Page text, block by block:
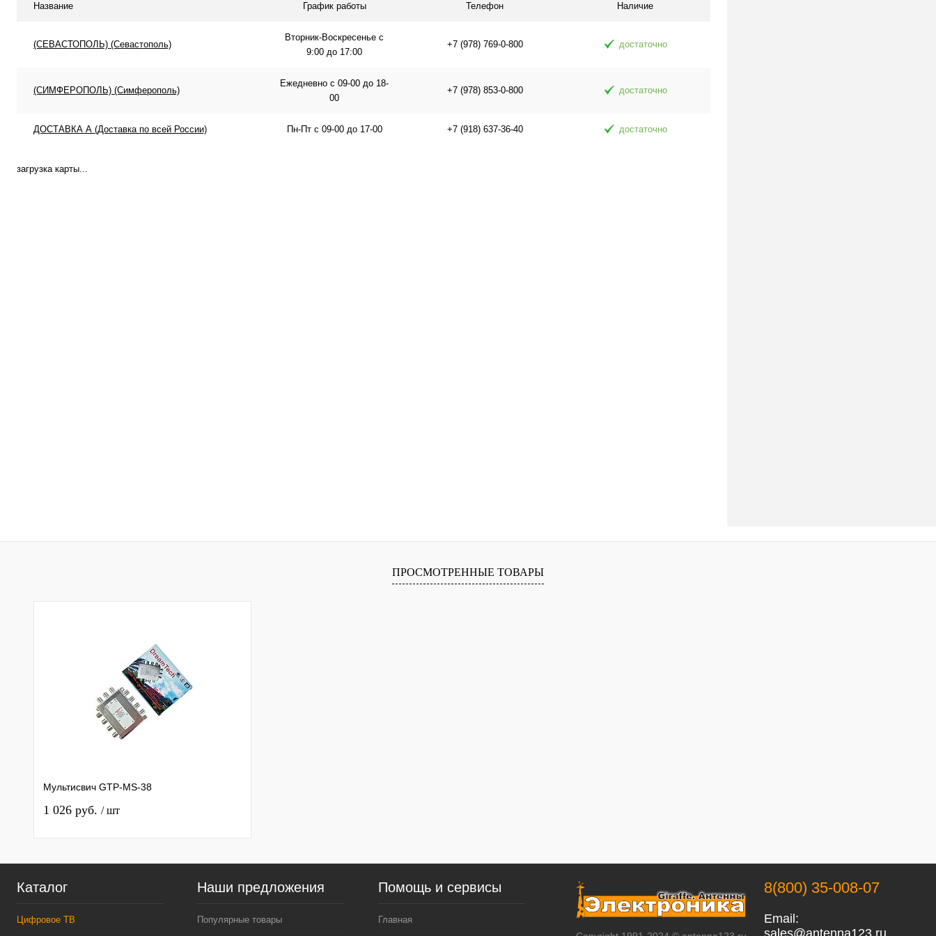
Название График работы Телефон Наличие
(СЕВАСТОПОЛЬ) (Севастополь)
Вторник-Воскресенье с
9:00 до 17:00
+7 (978) 769-0-800 достаточно
(СИМФЕРОПОЛЬ) (Симферополь)
Ежедневно с 09-00 до 18-
00
+7 (978) 853-0-800 достаточно
ДОСТАВКА А (Доставка по всей России) Пн-Пт с 09-00 до 17-00 +7 (918) 637-36-40 достаточно
загрузка карты...
ПРОСМОТРЕННЫЕ ТОВАРЫ
Мультисвич GTP-MS-38
1 026 руб. / шт
Каталог
Цифровое ТВ
Наши предложения
Популярные товары
Помощь и сервисы
Главная
8(800) 35-008-07
Email: